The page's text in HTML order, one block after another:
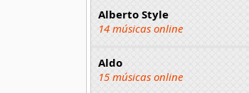
Alberto Style
14 músicas online
Aldo
15 músicas online